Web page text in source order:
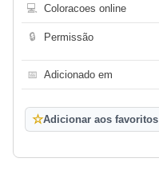
💻 Coloracoes online
🔒 Permissão
📅 Adicionado em
☆Adicionar aos favoritos